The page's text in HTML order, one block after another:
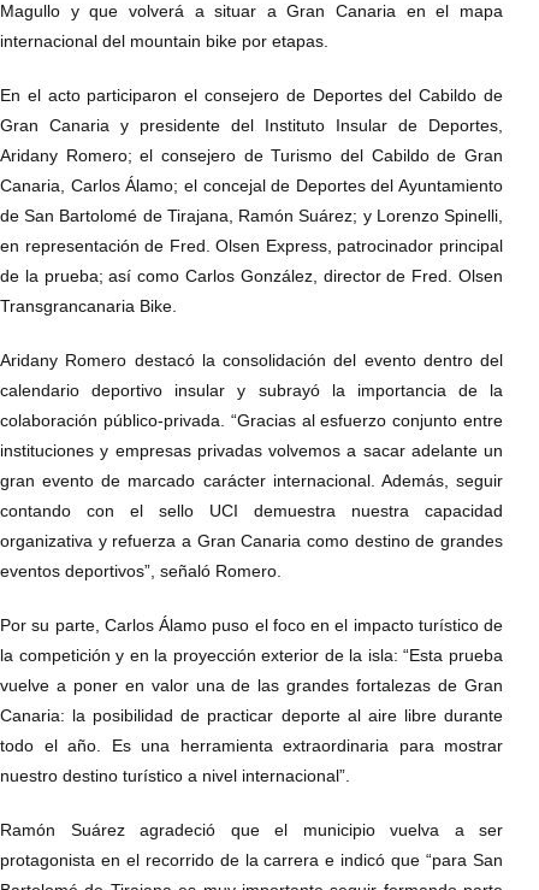
Magullo y que volverá a situar a Gran Canaria en el mapa
internacional del mountain bike por etapas.
En el acto participaron el consejero de Deportes del Cabildo de
Gran Canaria y presidente del Instituto Insular de Deportes,
Aridany Romero; el consejero de Turismo del Cabildo de Gran
Canaria, Carlos Álamo; el concejal de Deportes del Ayuntamiento
de San Bartolomé de Tirajana, Ramón Suárez; y Lorenzo Spinelli,
en representación de Fred. Olsen Express, patrocinador principal
de la prueba; así como Carlos González, director de Fred. Olsen
Transgrancanaria Bike.
Aridany Romero destacó la consolidación del evento dentro del
calendario deportivo insular y subrayó la importancia de la
colaboración público-privada. “Gracias al esfuerzo conjunto entre
instituciones y empresas privadas volvemos a sacar adelante un
gran evento de marcado carácter internacional. Además, seguir
contando con el sello UCI demuestra nuestra capacidad
organizativa y refuerza a Gran Canaria como destino de grandes
eventos deportivos”, señaló Romero.
Por su parte, Carlos Álamo puso el foco en el impacto turístico de
la competición y en la proyección exterior de la isla: “Esta prueba
vuelve a poner en valor una de las grandes fortalezas de Gran
Canaria: la posibilidad de practicar deporte al aire libre durante
todo el año. Es una herramienta extraordinaria para mostrar
nuestro destino turístico a nivel internacional”.
Ramón Suárez agradeció que el municipio vuelva a ser
protagonista en el recorrido de la carrera e indicó que “para San